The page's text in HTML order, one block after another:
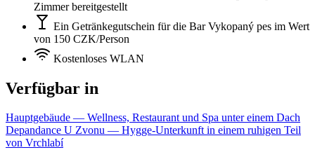
Zimmer bereitgestellt
Ein Getränkegutschein für die Bar Vykopaný pes im Wert
von 150 CZK/Person
Kostenloses WLAN
Verfügbar in
Hauptgebäude — Wellness, Restaurant und Spa unter einem Dach
Depandance U Zvonu — Hygge-Unterkunft in einem ruhigen Teil
von Vrchlabí